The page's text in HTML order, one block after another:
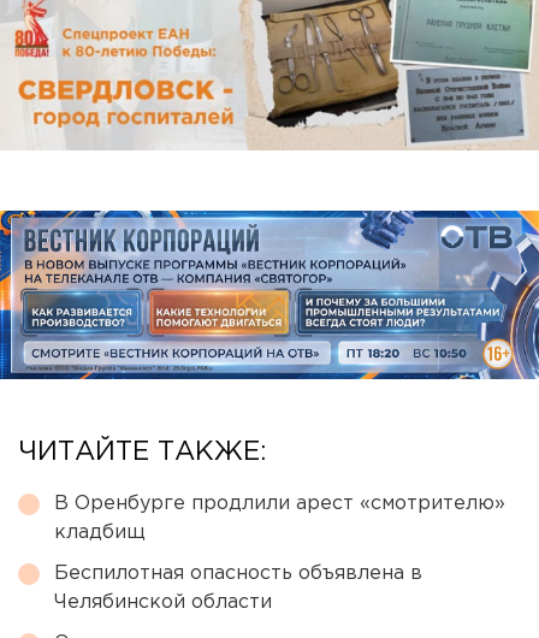
ЧИТАЙТЕ ТАКЖЕ:
В Оренбурге продлили арест «смотрителю»
кладбищ
Беспилотная опасность объявлена в
Челябинской области